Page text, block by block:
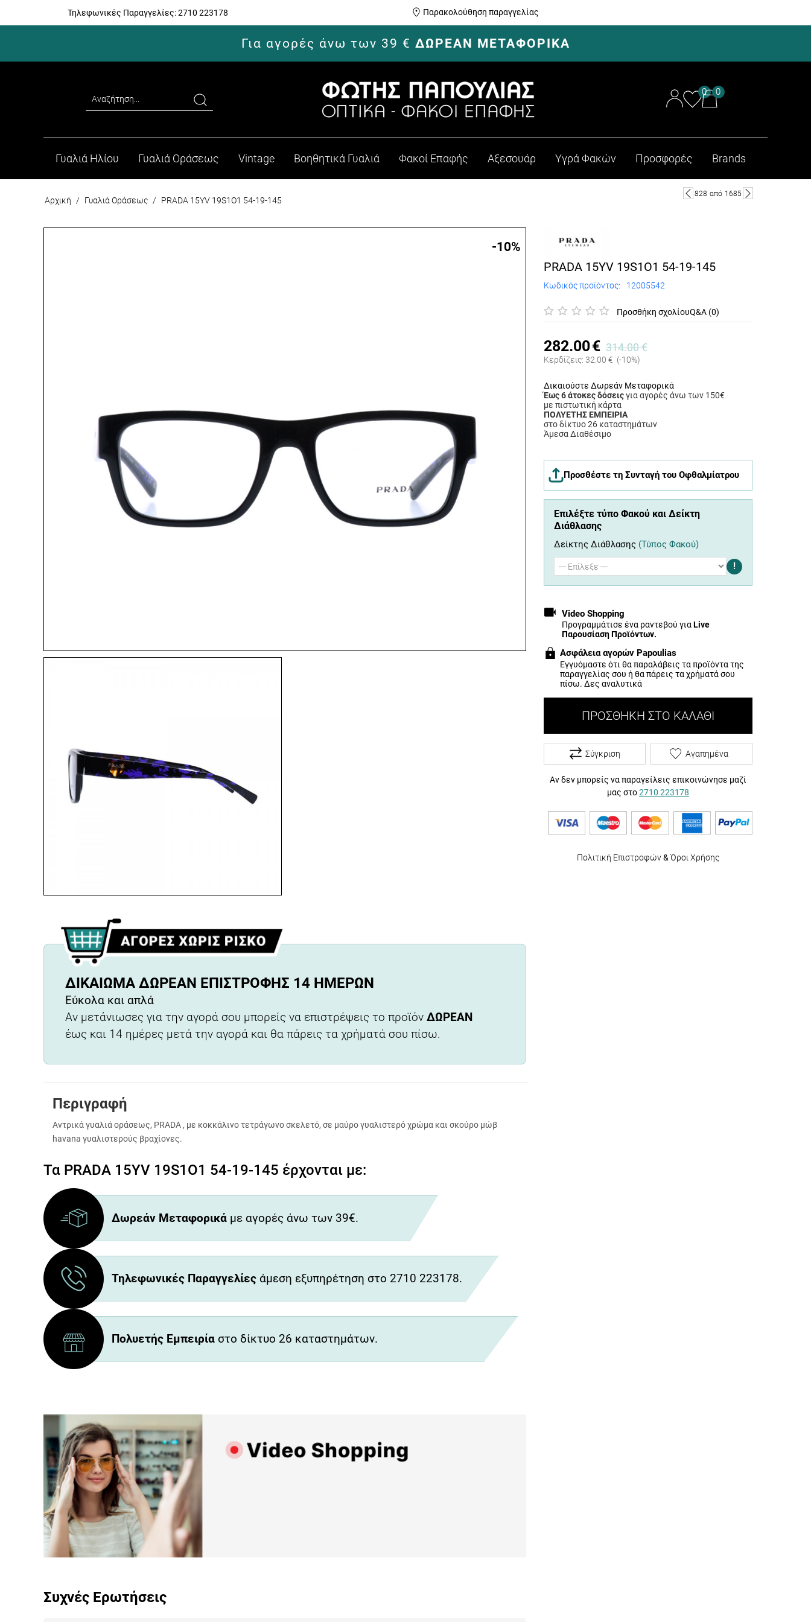
Τηλεφωνικές Παραγγελίες:2710 223178 Παρακολούθηση παραγγελίας
Για αγορές άνω των 39 € ΔΩΡΕΑΝ ΜΕΤΑΦΟΡΙΚΑ
0 0
Γυαλιά Ηλίου Γυαλιά Οράσεως Vintage Βοηθητικά Γυαλιά Φακοί Επαφής Αξεσουάρ Υγρά Φακών Προσφορές Brands
Αρχική / Γυαλιά Οράσεως / PRADA 15YV 19S1O1 54-19-145
828 από 1685
-10%
ΔΙΚΑΊΩΜΑ ΔΩΡΕΆΝ ΕΠΙΣΤΡΟΦΉΣ 14 ΗΜΕΡΏΝ
Εύκολα και απλά
Αν μετάνιωσες για την αγορά σου μπορείς να επιστρέψεις το προϊόν ΔΩΡΕΑΝ
έως και 14 ημέρες μετά την αγορά και θα πάρεις τα χρήματά σου πίσω.
Περιγραφή
Αντρικά γυαλιά οράσεως, PRADA , με κοκκάλινο τετράγωνο σκελετό, σε μαύρο γυαλιστερό χρώμα και σκούρο μώβ
havana γυαλιστερούς βραχίονες.
Τα PRADA 15YV 19S1O1 54-19-145 έρχονται με:
Δωρεάν Μεταφορικά με αγορές άνω των 39€.
Τηλεφωνικές Παραγγελίες άμεση εξυπηρέτηση στο 2710 223178.
Πολυετής Εμπειρία στο δίκτυο 26 καταστημάτων.
για
Συχνές Ερωτήσεις
PRADA 15YV 19S1O1 54-19-145
Κωδικός προϊόντος: 12005542
Προσθήκη σχολίουQ&A (0)
282.00€ 314.00€
Κερδίζεις: 32.00 € (-10%)
Δικαιούστε Δωρεάν Μεταφορικά
Έως 6 άτοκες δόσειςγια αγορές άνω των 150€
με πιστωτική κάρτα
ΠΟΛΥΕΤΗΣ ΕΜΠΕΙΡΙΑ
στο δίκτυο 26 καταστημάτων
Άμεσα Διαθέσιμο
Προσθέστε τη Συνταγή του Οφθαλμίατρου
Επιλέξτε τύπο Φακού και Δείκτη
Διάθλασης
Δείκτης Διάθλασης (Τύπος Φακού)
!
Video Shopping
Προγραμμάτισε ένα ραντεβού γιαLive
Παρουσίαση Προϊόντων.
Ασφάλεια αγορών Papoulias
Εγγυόμαστε ότι θα παραλάβεις τα προϊόντα της
παραγγελίας σου ή θα πάρεις τα χρήματά σου
πίσω. Δες αναλυτικά
ΠΡΟΣΘΉΚΗ ΣΤΟ ΚΑΛΆΘΙ
Σύγκριση Αγαπημένα
Αν δεν μπορείς να παραγείλεις επικοινώνησε μαζί
μας στο2710 223178
Πολιτική Επιστροφών&Όροι Χρήσης